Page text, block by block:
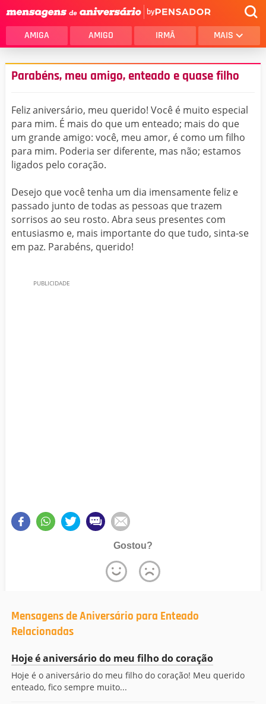
by
AMIGA AMIGO IRMÃ MAIS
Parabéns, meu amigo, enteado e quase filho
Feliz aniversário, meu querido! Você é muito especial
para mim. É mais do que um enteado; mais do que
um grande amigo: você, meu amor, é como um filho
para mim. Poderia ser diferente, mas não; estamos
ligados pelo coração.
Desejo que você tenha um dia imensamente feliz e
passado junto de todas as pessoas que trazem
sorrisos ao seu rosto. Abra seus presentes com
entusiasmo e, mais importante do que tudo, sinta-se
em paz. Parabéns, querido!
Gostou?
Mensagens de Aniversário para Enteado
Relacionadas
Hoje é aniversário do meu filho do coração
Hoje é o aniversário do meu filho do coração! Meu querido
enteado, fico sempre muito...